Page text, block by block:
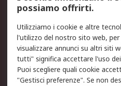
Legale
Informativa Cookie
Email Security
Condizioni di vendita
possiamo offrirti.
Utilizziamo i cookie e altre
l'utilizzo del nostro sito web, per
visualizzare annunci su altri siti
tutti" significa accettare l'uso
Puoi scegliere quali cookie
"Gestisci preferenze". Se non